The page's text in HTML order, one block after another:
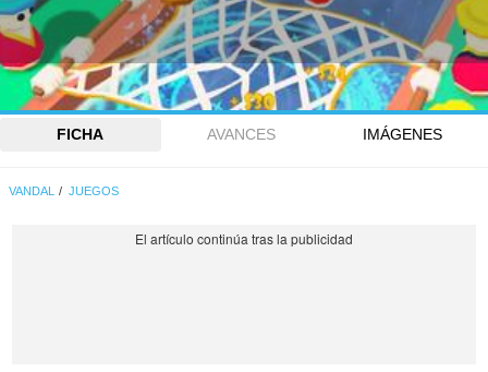
FICHA AVANCES IMÁGENES
VANDAL JUEGOS